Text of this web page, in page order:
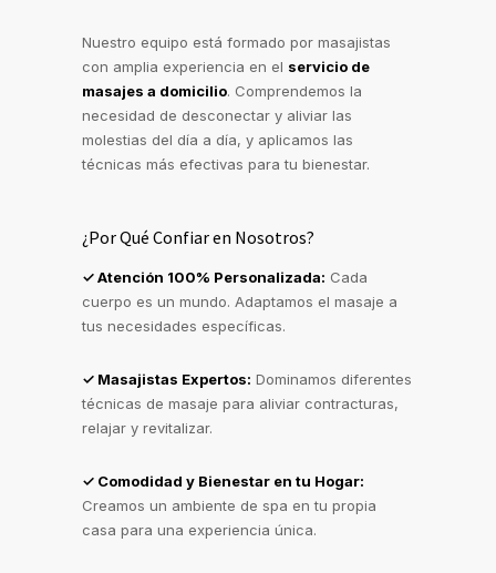
Nuestro equipo está formado por masajistas
con amplia experiencia en el servicio de
masajes a domicilio. Comprendemos la
necesidad de desconectar y aliviar las
molestias del día a día, y aplicamos las
técnicas más efectivas para tu bienestar.
¿Por Qué Confiar en Nosotros?
✓ Atención 100% Personalizada: Cada
cuerpo es un mundo. Adaptamos el masaje a
tus necesidades específicas.
✓ Masajistas Expertos: Dominamos diferentes
técnicas de masaje para aliviar contracturas,
relajar y revitalizar.
✓ Comodidad y Bienestar en tu Hogar:
Creamos un ambiente de spa en tu propia
casa para una experiencia única.